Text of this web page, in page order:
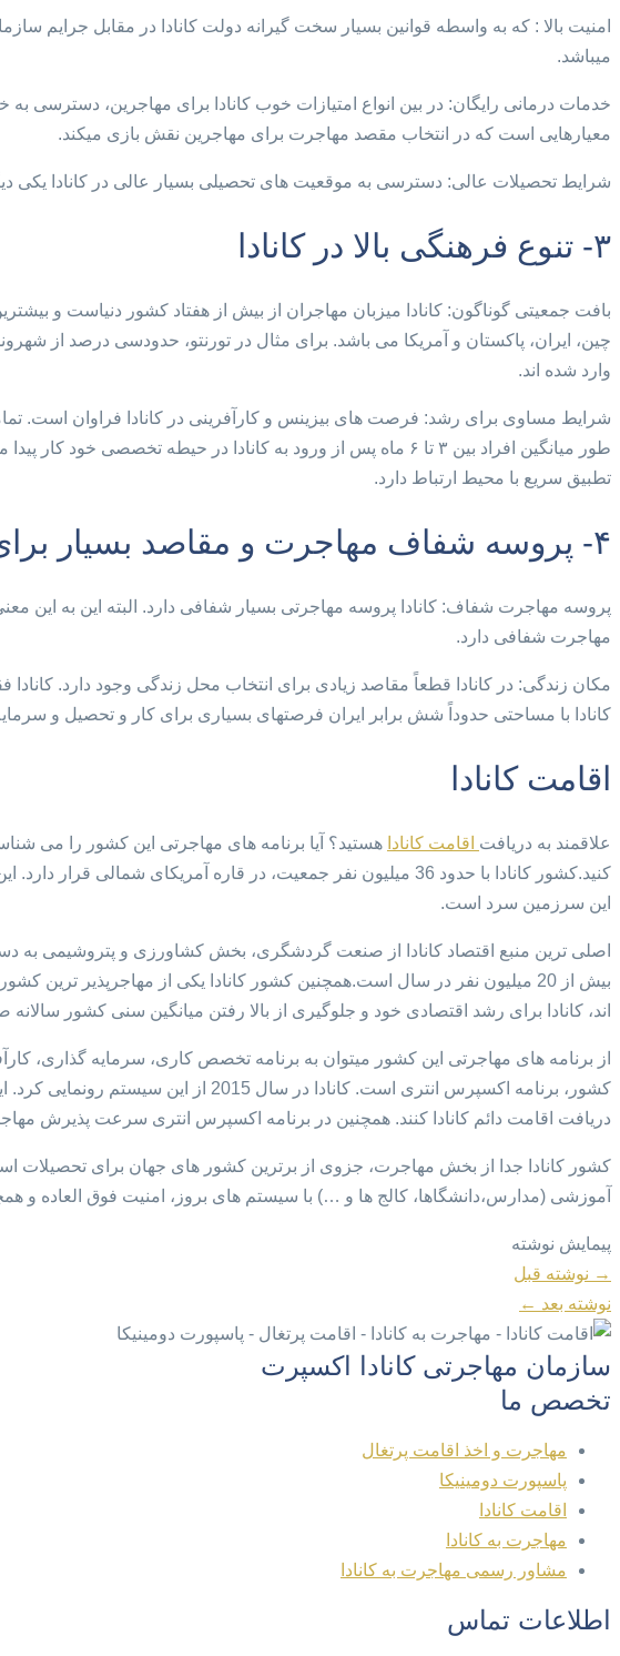
امنیت بالا : که به واسطه قوانین بسیار سخت گیرانه دولت کانادا در مقابل جرایم
میباشد.
خدمات درمانی رایگان: در بین انواع امتیازات خوب کانادا برای مهاجرین، دسترسی به
معیارهایی است که در انتخاب مقصد مهاجرت برای مهاجرین نقش بازی میکند.
شرایط تحصیلات عالی: دسترسی به موقعیت های تحصیلی بسیار عالی در کانادا یکی
۳- تنوع فرهنگی بالا در کانادا
بافت جمعیتی گوناگون: کانادا میزبان مهاجران از بیش از هفتاد کشور دنیاست و
چین، ایران، پاکستان و آمریکا می باشد. برای مثال در تورنتو، حدودسی درصد از
وارد شده اند.
شرایط مساوی برای رشد: فرصت های بیزینس و کارآفرینی در کانادا فراوان است.
طور میانگین افراد بین ۳ تا ۶ ماه پس از ورود به کانادا در حیطه
تطبیق سریع با محیط ارتباط دارد.
۴- پروسه شفاف مهاجرت و مقاصد بسیار برای زندگی
پروسه مهاجرت شفاف: کانادا پروسه مهاجرتی بسیار شفافی دارد. البته این به این
مهاجرت شفافی دارد.
مکان زندگی: در کانادا قطعاً مقاصد زیادی برای انتخاب محل زندگی وجود دارد.
کانادا با مساحتی حدوداً شش برابر ایران فرصتهای بسیاری برای کار و تحصیل و
اقامت کانادا
علاقمند به دریافت اقامت کانادا هستید؟ آیا برنامه های مهاجرتی این کشور را می
کنید.کشور کانادا با حدود 36 میلیون نفر جمعیت، در قاره
این سرزمین سرد است.
بیش از 20 میلیون نفر در سال است.همچنین کشور کانادا یکی از
اند، کانادا برای رشد اقتصادی خود و جلوگیری از بالا رفتن میانگین سنی کشور
از برنامه های مهاجرتی این کشور میتوان به برنامه تخصص کاری، سرمایه گذاری،
کشور، برنامه اکسپرس انتری است.
دریافت اقامت دائم کانادا کنند. همچنین در برنامه اکسپرس انتری سرعت پذیرش
کشور کانادا جدا از بخش مهاجرت، جزوی از برترین کشور های جهان برای تحصیلات
آموزشی (مدارس،دانشگاها، کالج ها و …) با سیستم های بروز، امنیت فوق العاده و
پیمایش نوشته
→ نوشته قبل
نوشته بعد ←
سازمان مهاجرتی کانادا اکسپرت
تخصص ما
مهاجرت و اخذ اقامت پرتغال
پاسپورت دومینیکا
اقامت کانادا
مهاجرت به کانادا
مشاور رسمی مهاجرت به کانادا
اطلاعات تماس